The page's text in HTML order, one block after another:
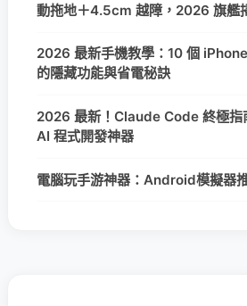
動拖地＋4.5cm 越障，2026 旗艦
2026 最新手機教學：10 個
的隱藏功能與省電秘訣
2026 最新！Claude Code 終極指
AI 程式開發神器
電腦玩手游神器：Android模擬器